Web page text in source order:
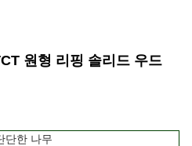
원형 리핑 솔리드 우드
단한 나무